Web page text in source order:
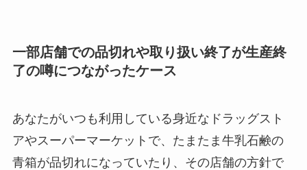
一部店舗での品切れや取り扱い終了が生産終
了の噂につながったケース
あなたがいつも利用している身近なドラッグスト
アやスーパーマーケットで、たまたま牛乳石鹸の
青箱が品切れになっていたり、その店舗の方針で